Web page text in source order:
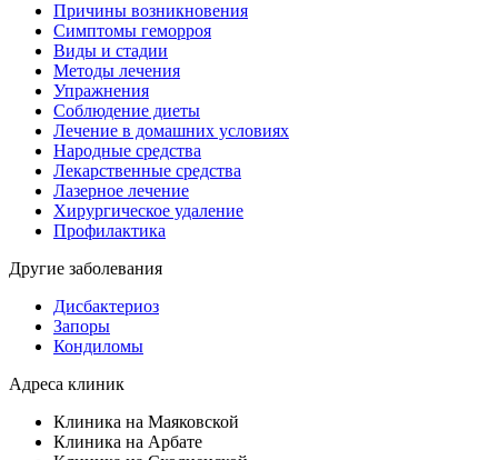
Причины возникновения
Симптомы геморроя
Виды и стадии
Методы лечения
Упражнения
Соблюдение диеты
Лечение в домашних условиях
Народные средства
Лекарственные средства
Лазерное лечение
Хирургическое удаление
Профилактика
Другие заболевания
Дисбактериоз
Запоры
Кондиломы
Адреса клиник
Клиника на Маяковской
Клиника на Арбате